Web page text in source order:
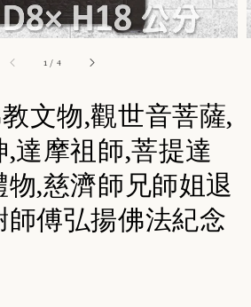
1 / 4
教文物,觀世音菩薩,
,達摩祖師,菩提達
物,慈濟師兄師姐退
師傅弘揚佛法紀念